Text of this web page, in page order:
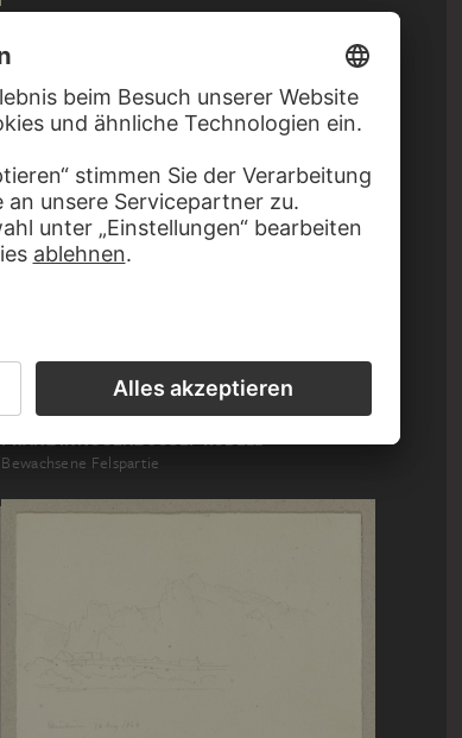
PETER BECKER
FRANZ INNOCENZ JOSEF KOBELL
Bewachsene Felspartie